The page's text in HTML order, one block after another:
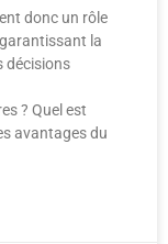
donc un rôle
la
décisions
? Quel est
avantages du